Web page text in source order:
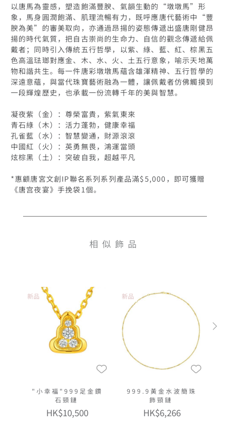
以唐馬為靈感，塑造飽滿豐腴、氣韻生動的“墩墩馬”形
象，馬身圓潤飽滿、肌理流暢有力，既呼應唐代藝術中“豐
腴為美”的審美取向，亦通過昂揚的姿態傳遞出盛唐剛健昂
揚的時代氣質，把自古崇尚的生命力、自信的觀念傳遞給佩
戴者；同時引入傳統五行哲學，以紫、綠、藍、紅、棕黑五
色高溫琺瑯對應金、木、水、火、土五行意象，喻示天地萬
物和諧共生。每一件唐彩墩墩馬蘊含雄渾精神、五行哲學的
深遠意蘊，與當代珠寶藝術融為一體，讓佩戴者仿佛觸摸到
一段輝煌歷史，也承載一份流轉千年的美與智慧。
凝夜紫（金）：尊榮富貴，紫氣東來
青石綠（木）：活力蓬勃，健康幸福
孔雀藍（水）：智慧變通，財源滾滾
中國紅（火）：英勇無畏，鴻運當頭
炫棕黑（土）：突破自我，超越平凡
*惠顧唐宮文創IP聯名系列系列產品滿$5,000，即可獲贈
《唐宫夜宴》手挽袋1個。
相似飾品
新品
"小幸福"999足金鑽
石頸鏈
HK$10,500
新品
999.9黃金水波簡珠
飾頸鏈
HK$6,266